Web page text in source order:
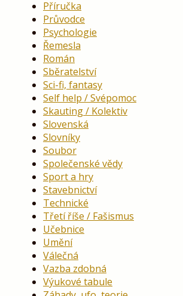
Příručka
Průvodce
Psychologie
Řemesla
Román
Sběratelství
Sci-fi, fantasy
Self help / Svépomoc
Skauting / Kolektiv
Slovenská
Slovníky
Soubor
Společenské vědy
Sport a hry
Stavebnictví
Technické
Třetí říše / Fašismus
Učebnice
Umění
Válečná
Vazba zdobná
Výukové tabule